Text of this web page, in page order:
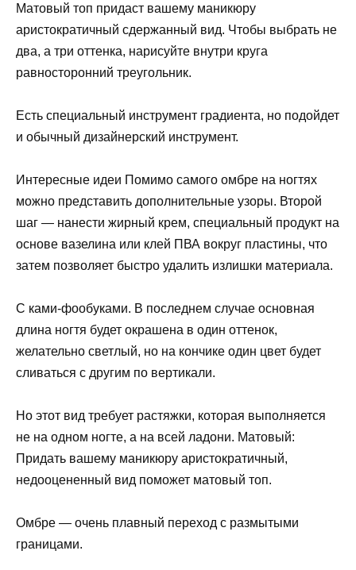
Матовый топ придаст вашему маникюру
аристократичный сдержанный вид. Чтобы выбрать не
два, а три оттенка, нарисуйте внутри круга
равносторонний треугольник.
Есть специальный инструмент градиента, но подойдет
и обычный дизайнерский инструмент.
Интересные идеи Помимо самого омбре на ногтях
можно представить дополнительные узоры. Второй
шаг — нанести жирный крем, специальный продукт на
основе вазелина или клей ПВА вокруг пластины, что
затем позволяет быстро удалить излишки материала.
С ками-фообуками. В последнем случае основная
длина ногтя будет окрашена в один оттенок,
желательно светлый, но на кончике один цвет будет
сливаться с другим по вертикали.
Но этот вид требует растяжки, которая выполняется
не на одном ногте, а на всей ладони. Матовый:
Придать вашему маникюру аристократичный,
недооцененный вид поможет матовый топ.
Омбре — очень плавный переход с размытыми
границами.